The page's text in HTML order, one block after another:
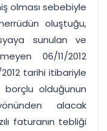
olması sebebiyle
oluştuğu,
sunulan ve
06/11/2012
tarihi itibariyle
borçlu olduğunun
alacak
faturanın tebliği